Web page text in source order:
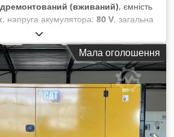
(вживаний), ємність
, напруга акумулятора: 80 V, загальна
довжина:
тягові акумуляторна батарея
– 80В 6PZS 930А·год –
1 рік гарантії + у комплекті Aquamatik
розподільник та роз'єм REMA 320
роз'ємів за потреби) + Ємність:
вимірювання ємності C5
+ Рік виготовлення: 2024
460 мм Ширина 735 мм Висота 880 мм
Мала оголошення